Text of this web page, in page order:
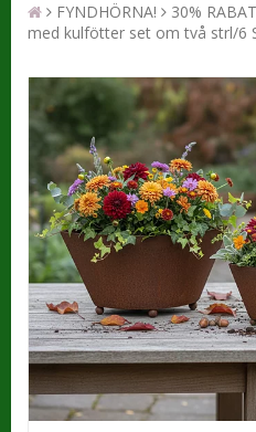
FYNDHÖRNA!
30%
med kulfötter set om två strl/6